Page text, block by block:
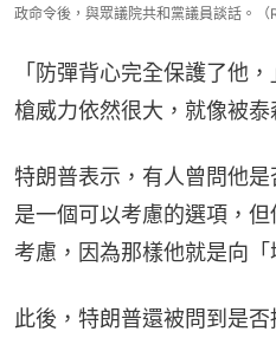
政命令後，與眾議院共和黨議員談話。（
「防彈背心完全保護了他
槍威力依然很大，就像被泰
特朗普表示，有人曾問他
是一個可以考慮的選項，
考慮，因為那樣他就是向「
此後，特朗普還被問到是否